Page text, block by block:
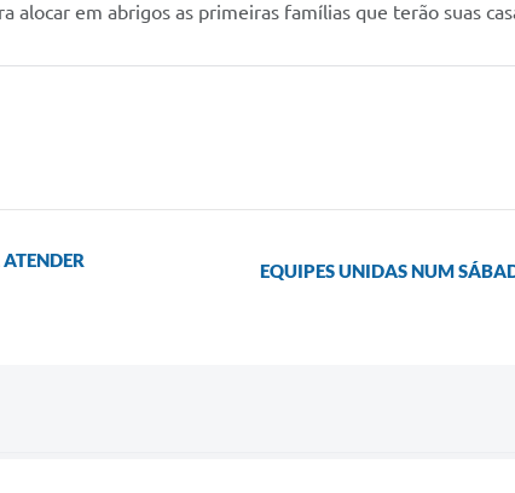
alocar em abrigos as primeiras famílias que terão suas
EQUIPES UNIDAS NUM